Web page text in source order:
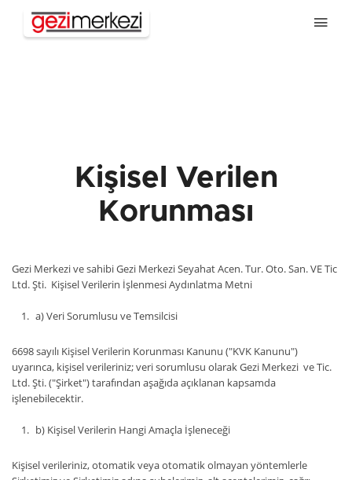
Kişisel Verilen
Korunması
Gezi Merkezi ve sahibi Gezi Merkezi Seyahat Acen. Tur. Oto. San. VE Tic
Ltd. Şti. Kişisel Verilerin İşlenmesi Aydınlatma Metni
a) Veri Sorumlusu ve Temsilcisi
6698 sayılı Kişisel Verilerin Korunması Kanunu ("KVK Kanunu")
uyarınca, kişisel verileriniz; veri sorumlusu olarak Gezi Merkezi ve Tic.
Ltd. Şti. ("Şirket") tarafından aşağıda açıklanan kapsamda
işlenebilecektir.
b) Kişisel Verilerin Hangi Amaçla İşleneceği
Kişisel verileriniz, otomatik veya otomatik olmayan yöntemlerle